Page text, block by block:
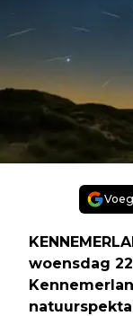
woensdag